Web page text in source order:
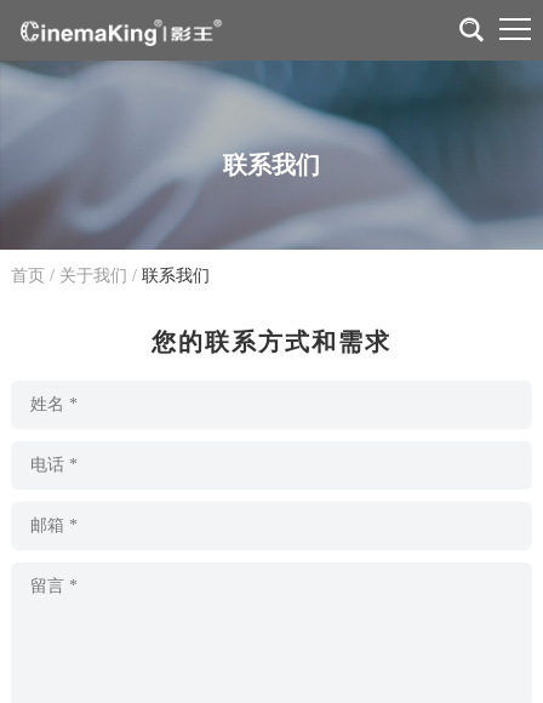
联系我们
首页 / 关于我们 / 联系我们
您的联系方式和需求